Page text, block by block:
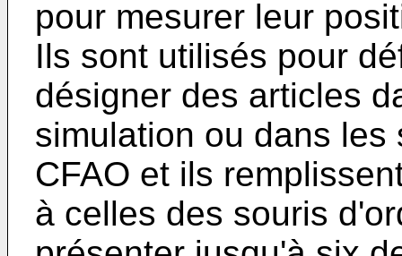
pour mesurer leur
Ils sont utilisés pour
désigner des articles
simulation ou dans les
CFAO et ils
à celles des souris